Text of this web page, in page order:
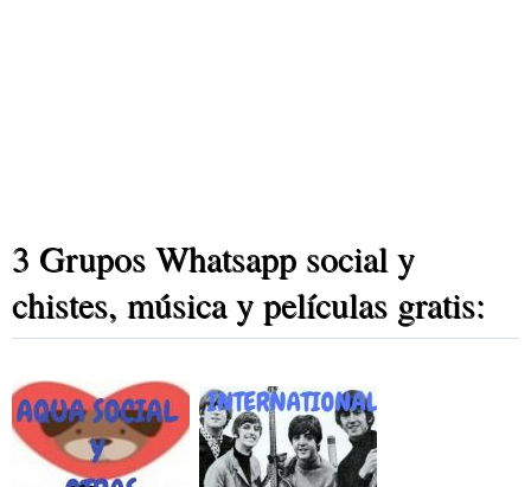
3 Grupos Whatsapp social y
chistes, música y películas gratis: